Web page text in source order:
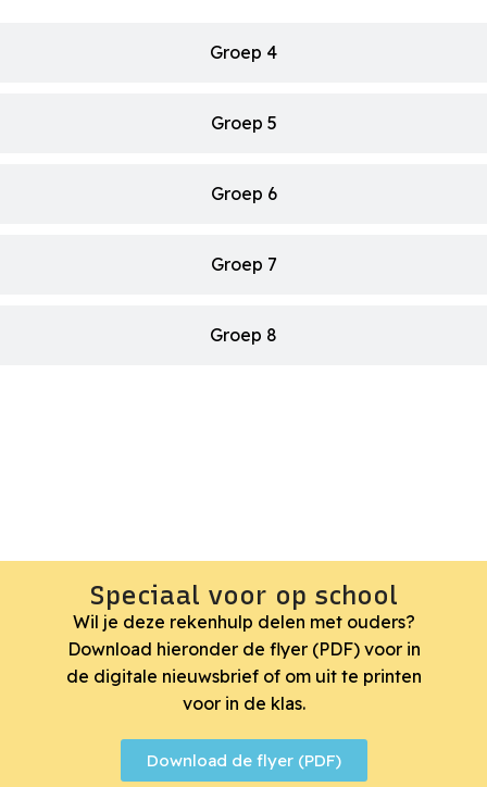
Groep 4
Groep 5
Groep 6
Groep 7
Groep 8
Speciaal voor op school
Wil je deze rekenhulp delen met ouders?
Download hieronder de flyer (PDF) voor in
de digitale nieuwsbrief of om uit te printen
voor in de klas.
Download de flyer (PDF)